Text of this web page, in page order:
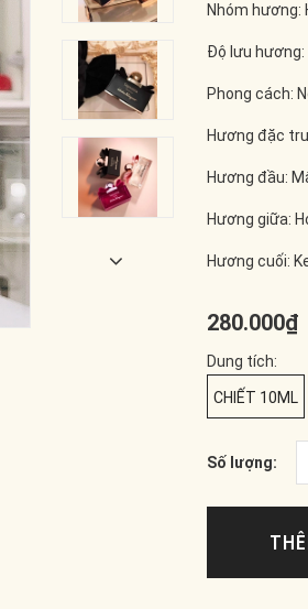
Nhóm hương:
Độ lưu hương:
Phong cách:
Hương đặc
Hương đầu:
Hương giữa:
Hương cuối:
280.000₫
Dung tích:
CHIẾT 10ML
Số lượng: